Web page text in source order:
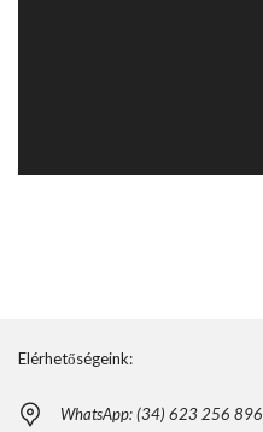
Elérhetőségeink:
WhatsApp: (34) 623 256 896